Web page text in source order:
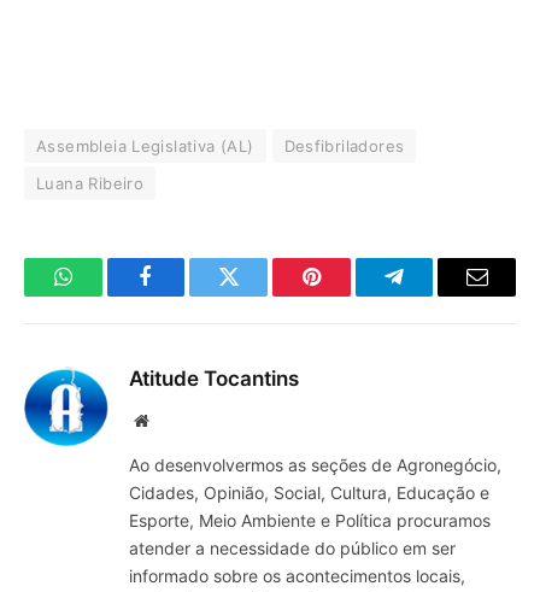
Assembleia Legislativa (AL)
Desfibriladores
Luana Ribeiro
WhatsAppFacebookTwitter Pinterest TelegramaE-
Atitude Tocantins
Site
Ao desenvolvermos as seções de Agronegócio,
Cidades, Opinião, Social, Cultura, Educação e
Esporte, Meio Ambiente e Política procuramos
atender a necessidade do público em ser
informado sobre os acontecimentos locais,